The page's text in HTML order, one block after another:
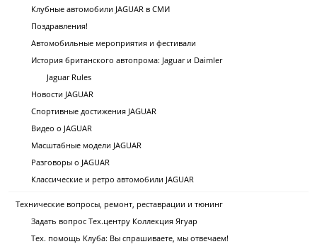
Клубные автомобили JAGUAR в СМИ
Поздравления!
Автомобильные мероприятия и фестивали
История британского автопрома: Jaguar и Daimler
Jaguar Rules
Новости JAGUAR
Спортивные достижения JAGUAR
Видео о JAGUAR
Масштабные модели JAGUAR
Разговоры о JAGUAR
Классические и ретро автомобили JAGUAR
Технические вопросы, ремонт, реставрации и тюнинг
Задать вопрос Тех.центру Коллекция Ягуар
Тех. помощь Клуба: Вы спрашиваете, мы отвечаем!